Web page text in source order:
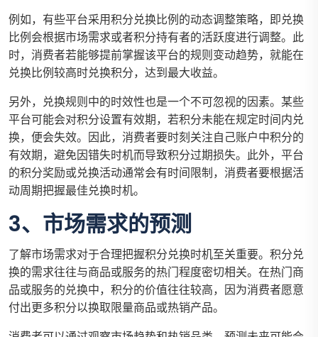
例如，有些平台采用积分兑换比例的动态调整策略，即兑换
比例会根据市场需求或者积分持有者的活跃度进行调整。此
时，消费者若能够提前掌握该平台的规则变动趋势，就能在
兑换比例较高时兑换积分，达到最大收益。
另外，兑换规则中的时效性也是一个不可忽视的因素。某些
平台可能会对积分设置有效期，若积分未能在规定时间内兑
换，便会失效。因此，消费者要时刻关注自己账户中积分的
有效期，避免因错失时机而导致积分过期损失。此外，平台
的积分奖励或兑换活动通常会有时间限制，消费者要根据活
动周期把握最佳兑换时机。
3、市场需求的预测
了解市场需求对于合理把握积分兑换时机至关重要。积分兑
换的需求往往与商品或服务的热门程度密切相关。在热门商
品或服务的兑换中，积分的价值往往较高，因为消费者愿意
付出更多积分以换取限量商品或热销产品。